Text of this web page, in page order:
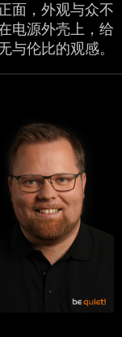
面，外观与众不
电源外壳上，给
与伦比的观感。